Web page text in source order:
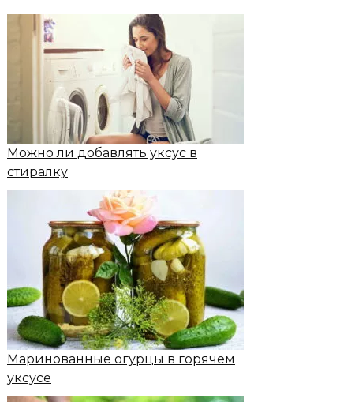
Можно ли добавлять уксус в
стиралку
Маринованные огурцы в горячем
уксусе